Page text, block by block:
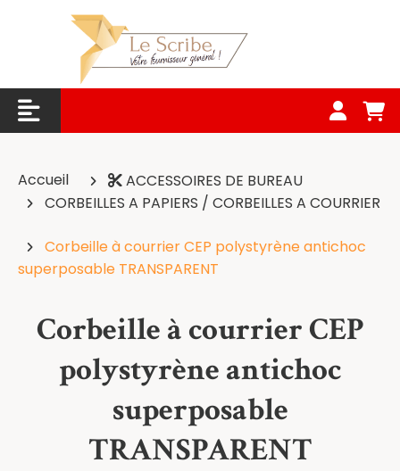
Accueil
ACCESSOIRES DE BUREAU
CORBEILLES A PAPIERS / CORBEILLES A COURRIER
Corbeille à courrier CEP polystyrène antichoc
superposable TRANSPARENT
Corbeille à courrier CEP
polystyrène antichoc
superposable
TRANSPARENT